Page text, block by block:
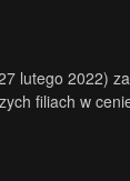
lutego 2022)
filiach w